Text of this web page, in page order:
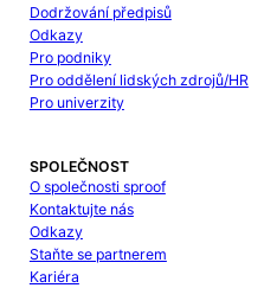
Dodržování předpisů
Odkazy
Pro podniky
Pro oddělení lidských zdrojů/HR
Pro univerzity
SPOLEČNOST
O společnosti sproof
Kontaktujte nás
Odkazy
Staňte se partnerem
Kariéra